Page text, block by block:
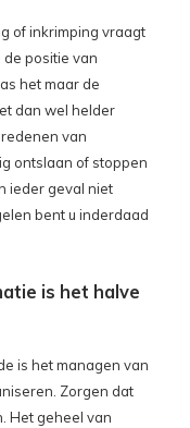
of inkrimping vraagt
de positie van
het maar de
dan wel helder
van
ontslaan of stoppen
ieder geval niet
bent u inderdaad
is het halve
is het managen van
Zorgen dat
Het geheel van